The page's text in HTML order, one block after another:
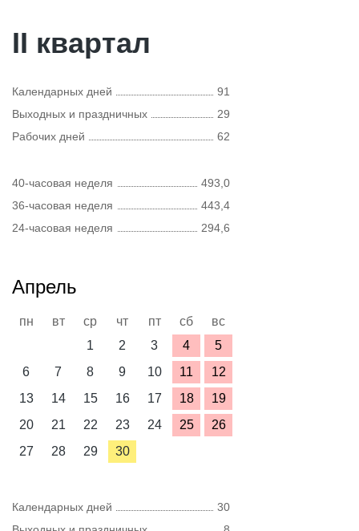
II квартал
Календарных дней
91
Выходных и праздничных
29
Рабочих дней
62
40-часовая неделя
493,0
36-часовая неделя
443,4
24-часовая неделя
294,6
Апрель
пн вт ср чт пт сб
вс
1
2 3 4
5
6
7 8 9 10 11
12
13
14 15 16 17 18
19
20
21 22 23 24 25
26
27
28 29 30
Календарных дней
30